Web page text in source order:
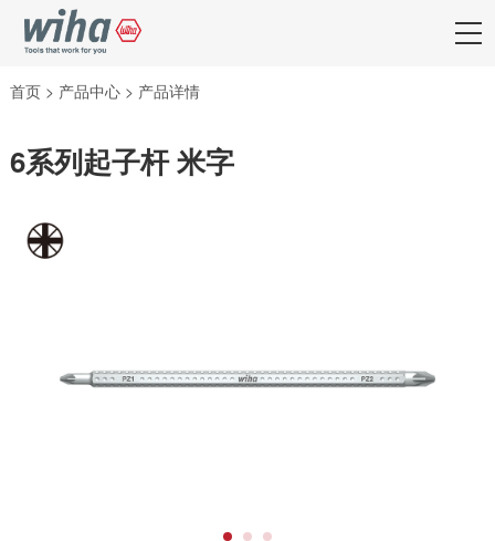
首页 > 产品中心 > 产品详情
6系列起子杆 米字